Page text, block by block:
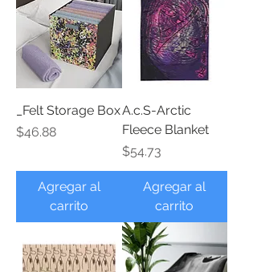
_Felt Storage Box
Precio
$46.88
Agregar al
carrito
A.c.S-Arctic
Fleece Blanket
Precio
$54.73
Agregar al
carrito